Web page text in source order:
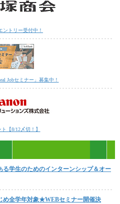
ントリー受付中！
Jobセミナー」募集中！
【8/12〆切！】
る学生のためのインターンシップ＆オー
め全学年対象★WEBセミナー開催決